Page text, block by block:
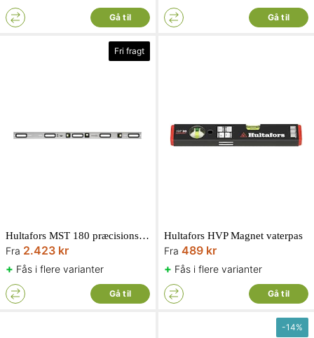
Gå til Gå til
Fri fragt
Hultafors MST 180 præcisionsvaterpas 180 mm
Fra 2.423 kr
+ Fås i flere varianter
Gå til
Hultafors HVP Magnet vaterpas
Fra 489 kr
+ Fås i flere varianter
Gå til
-14%